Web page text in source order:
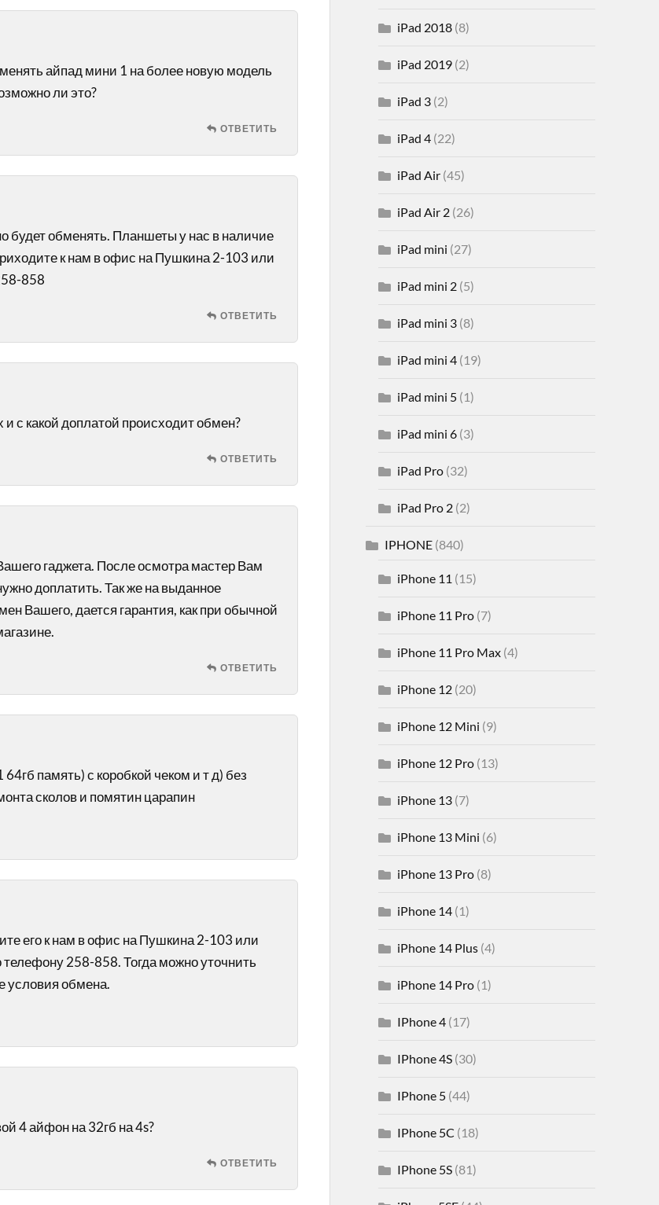
айпад мини 1 на более новую модель
ли это?
ОТВЕТИТЬ
обменять. Планшеты у нас в наличие
к нам в офис на Пушкина 2-103 или
858
ОТВЕТИТЬ
и с какой доплатой происходит обмен?
ОТВЕТИТЬ
гаджета. После осмотра мастер Вам
доплатить. Так же на выданное
Вашего, дается гарантия, как при обычной
ОТВЕТИТЬ
память) с коробкой чеком и т д) без
сколов и помятин царапин
его к нам в офис на Пушкина 2-103 или
телефону 258-858. Тогда можно уточнить
условия обмена.
4 айфон на 32гб на 4s?
ОТВЕТИТЬ
iPad 2018(8)
iPad 2019(2)
iPad 3(2)
iPad 4(22)
iPad Air(45)
iPad Air 2(26)
iPad mini (27)
iPad mini 2(5)
iPad mini 3(8)
iPad mini 4(19)
iPad mini 5(1)
iPad mini 6(3)
iPad Pro(32)
iPad Pro 2(2)
IPHONE(840)
iPhone 11 (15)
iPhone 11 Pro(7)
iPhone 11 Pro Max(4)
iPhone 12(20)
iPhone 12 Mini (9)
iPhone 12 Pro(13)
iPhone 13(7)
iPhone 13 Mini (6)
iPhone 13 Pro(8)
iPhone 14(1)
iPhone 14 Plus(4)
iPhone 14 Pro(1)
IPhone 4(17)
IPhone 4S(30)
IPhone 5(44)
IPhone 5C (18)
IPhone 5S(81)